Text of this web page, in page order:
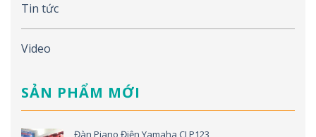
Tin tức
Video
SẢN PHẨM MỚI
Đàn Piano Điện Yamaha CLP123